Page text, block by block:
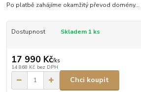
Po platbě zahájíme okamžitý převod domény...
Dostupnost Skladem 1 ks
17 990 Kč/ks
14 868 Kč bez DPH
Chci koupit